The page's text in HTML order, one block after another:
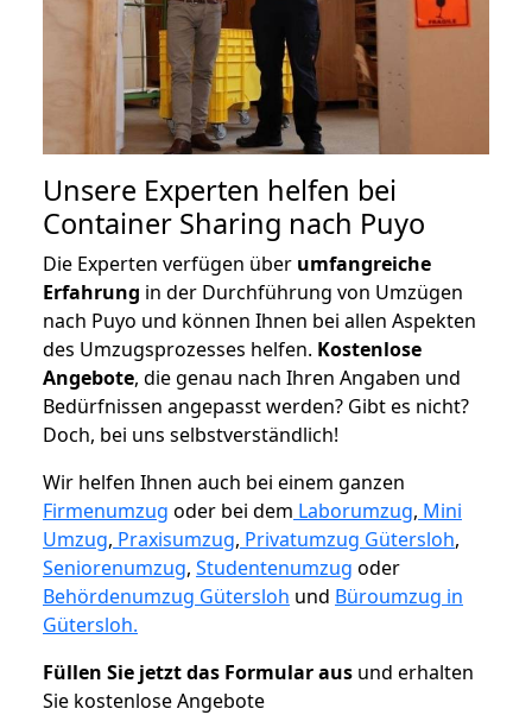
Unsere Experten helfen bei
Container Sharing nach Puyo
Die Experten verfügen über umfangreiche
Erfahrung in der Durchführung von Umzügen
nach Puyo und können Ihnen bei allen Aspekten
des Umzugsprozesses helfen. Kostenlose
Angebote, die genau nach Ihren Angaben und
Bedürfnissen angepasst werden? Gibt es nicht?
Doch, bei uns selbstverständlich!
Wir helfen Ihnen auch bei einem ganzen
Firmenumzug oder bei dem Laborumzug, Mini
Umzug, Praxisumzug, Privatumzug Gütersloh,
Seniorenumzug, Studentenumzug oder
Behördenumzug Gütersloh und Büroumzug in
Gütersloh.
Füllen Sie jetzt das Formular aus und erhalten
Sie kostenlose Angebote